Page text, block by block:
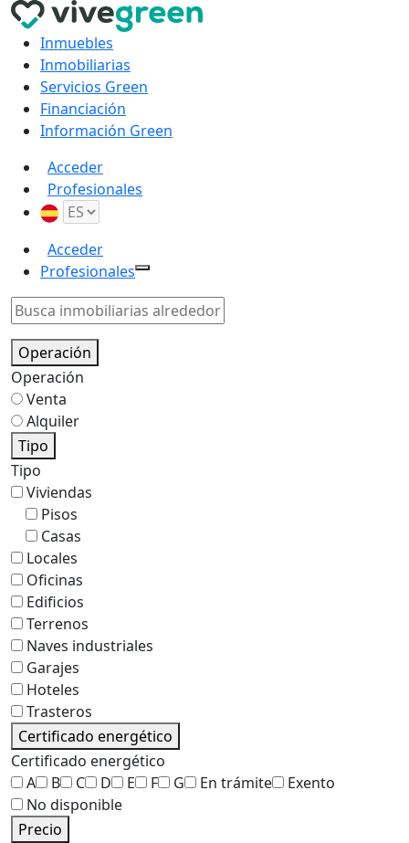
Inmuebles
Inmobiliarias
Servicios Green
Financiación
Información Green
Acceder
Profesionales
Acceder
Profesionales
Operación
Operación
Venta
Alquiler
Tipo
Tipo
Viviendas
Pisos
Casas
Locales
Oficinas
Edificios
Terrenos
Naves industriales
Garajes
Hoteles
Trasteros
Certificado energético
Certificado energético
A
B C D E F G En trámite
Exento
No disponible
Precio